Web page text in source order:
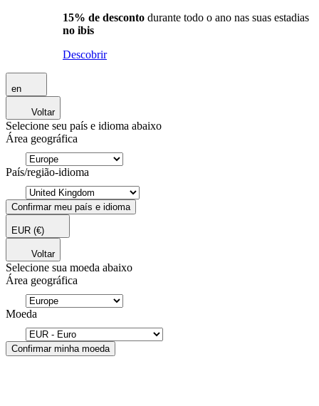
15% de desconto durante todo o ano nas suas estadias
no ibis
Descobrir
en
Voltar
Selecione seu país e idioma abaixo
Área geográfica
País/região-idioma
Confirmar meu país e idioma
EUR (€)
Voltar
Selecione sua moeda abaixo
Área geográfica
Moeda
Confirmar minha moeda